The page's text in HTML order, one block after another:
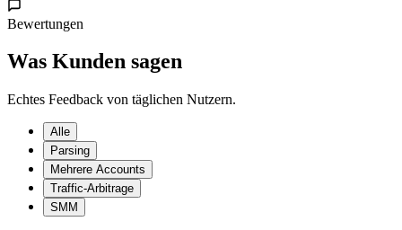
Bewertungen
Was Kunden sagen
Echtes Feedback von täglichen Nutzern.
Alle
Parsing
Mehrere Accounts
Traffic-Arbitrage
SMM